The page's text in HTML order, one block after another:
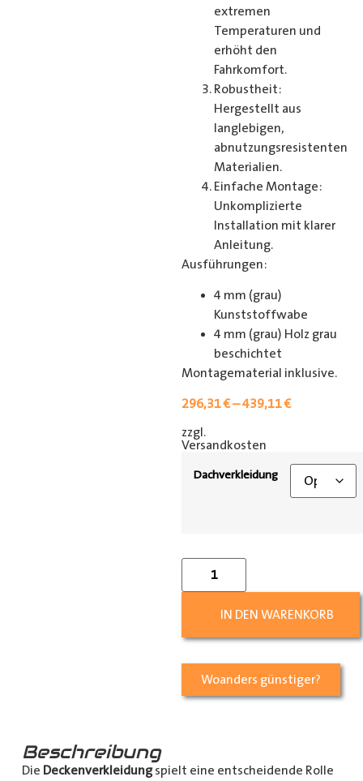
extremen
Temperaturen und
erhöht den
Fahrkomfort.
Robustheit:
Hergestellt aus
langlebigen,
abnutzungsresistenten
Materialien.
Einfache Montage:
Unkomplizierte
Installation mit klarer
Anleitung.
Ausführungen:
4 mm (grau)
Kunststoffwabe
4 mm (grau) Holz grau
beschichtet
Montagematerial inklusive.
296,31€–439,11€
zzgl.
Versandkosten
Dachverkleidung
IN DEN WARENKORB
Woanders günstiger?
Beschreibung
Die Deckenverkleidungspielt eine entscheidende Rolle